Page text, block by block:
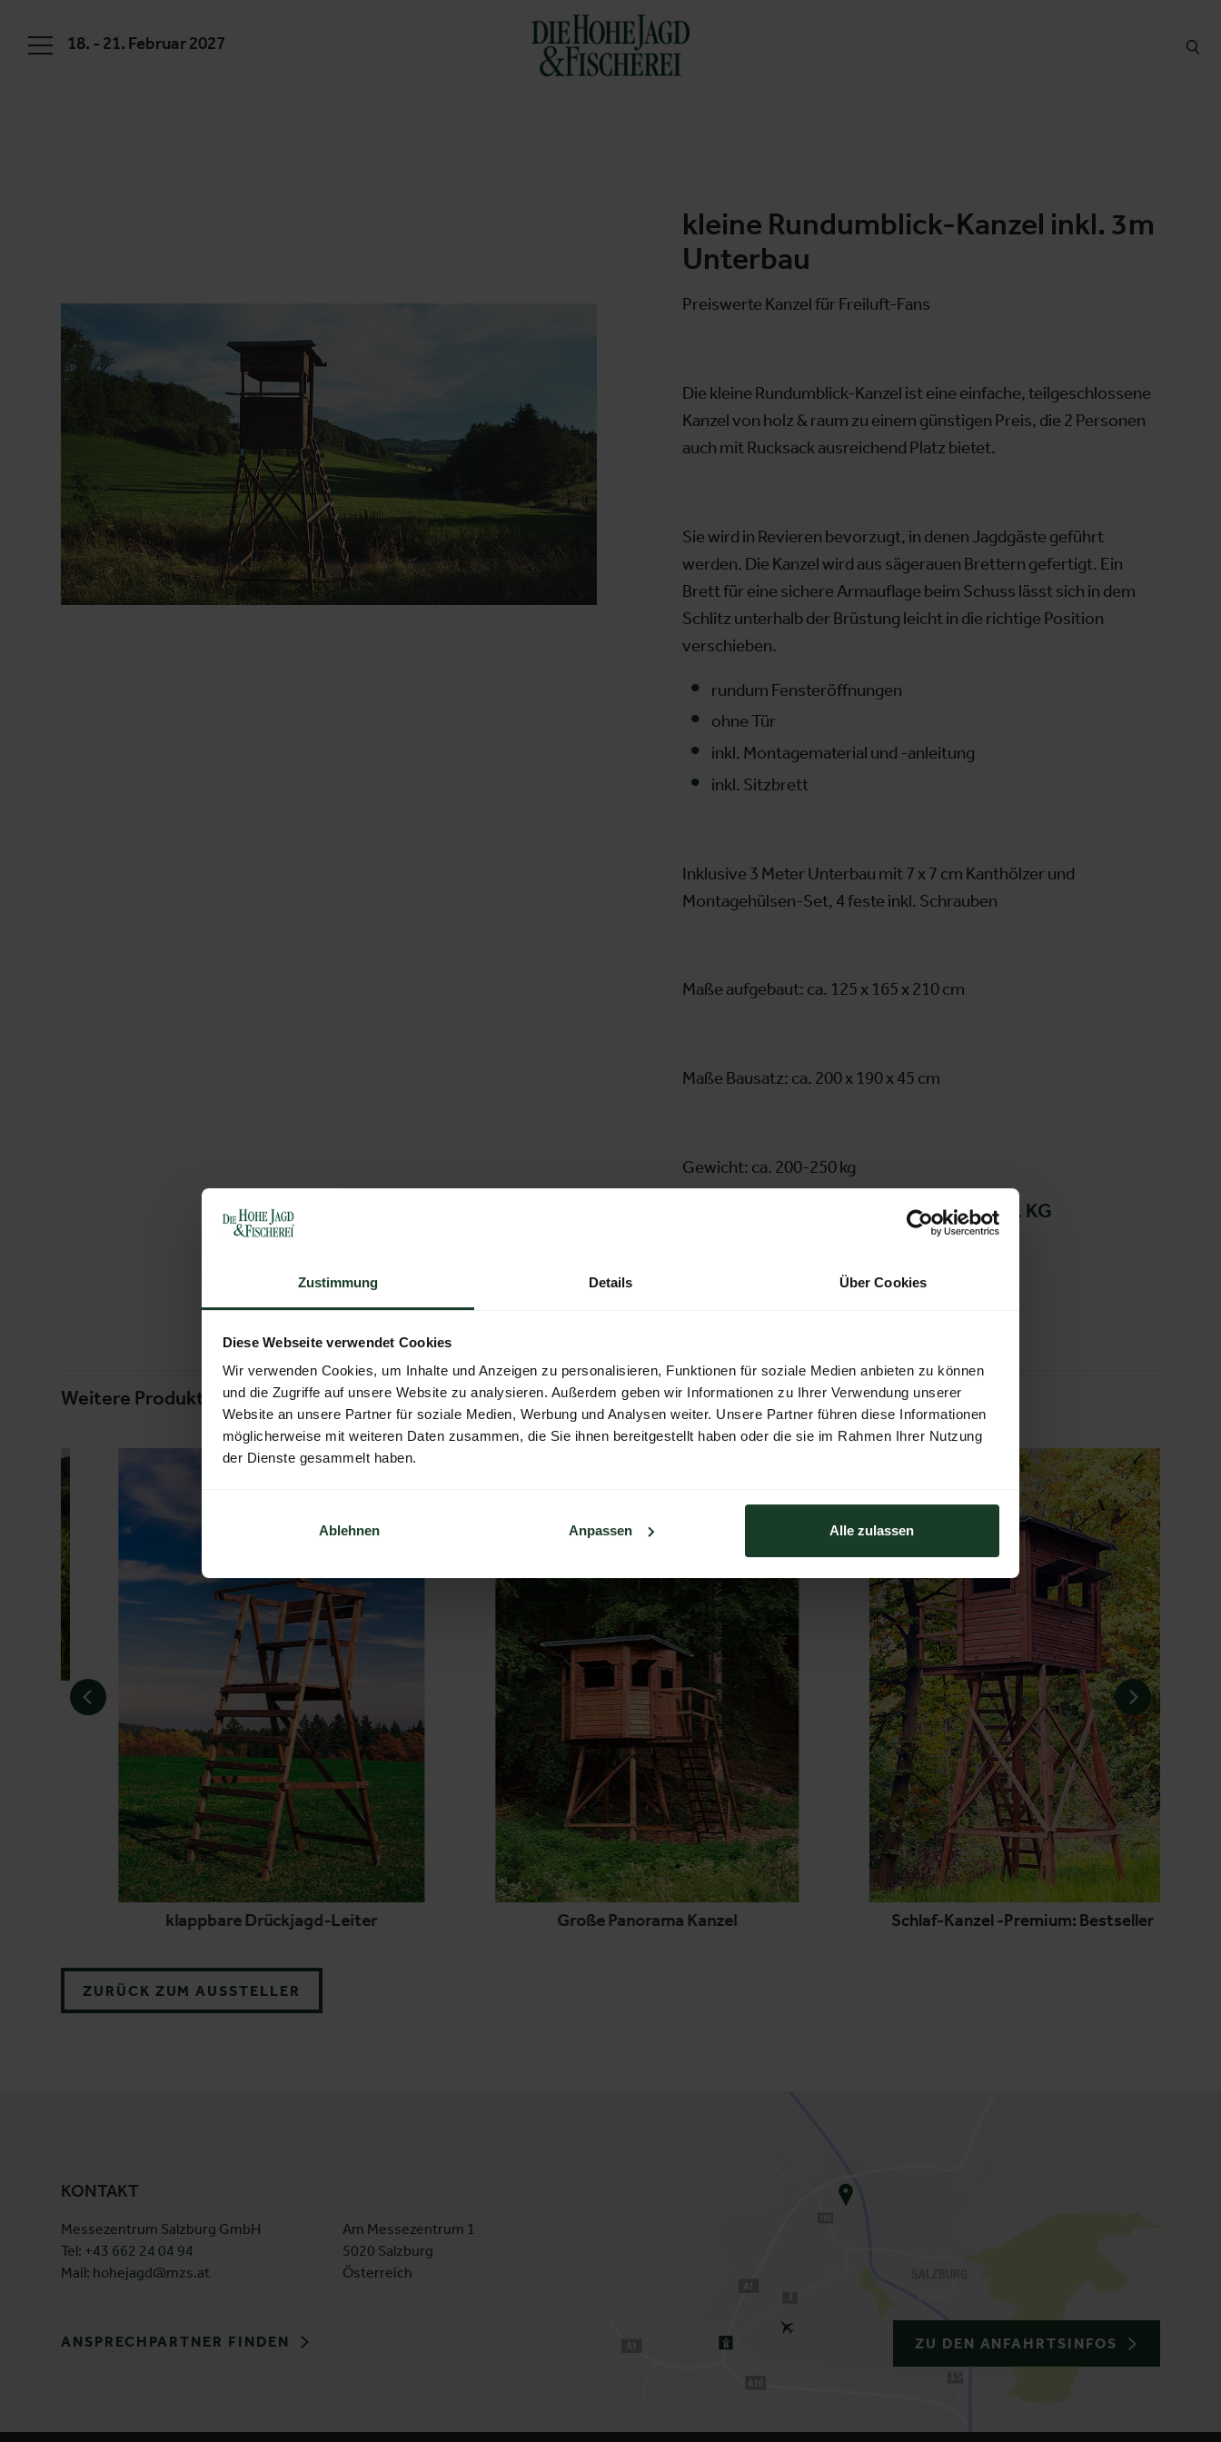
Zustimmung Details Über Cookies
Diese Webseite verwendet Cookies
Wir verwenden Cookies, um Inhalte und Anzeigen zu personalisieren, Funktionen für soziale Medien anbieten zu können
und die Zugriffe auf unsere Website zu analysieren. Außerdem geben wir Informationen zu Ihrer Verwendung unserer
Website an unsere Partner für soziale Medien, Werbung und Analysen weiter. Unsere Partner führen diese Informationen
möglicherweise mit weiteren Daten zusammen, die Sie ihnen bereitgestellt haben oder die sie im Rahmen Ihrer Nutzung
der Dienste gesammelt haben.
Ablehnen Anpassen Alle zulassen
18. - 21. Februar 2027
kleine Rundumblick-Kanzel inkl. 3m
Unterbau
Preiswerte Kanzel für Freiluft-Fans
Die kleine Rundumblick-Kanzel ist eine einfache, teil­geschlossene
Kanzel von holz & raum zu einem günstigen Preis, die 2 Personen
auch mit Rucksack ausreichend Platz bietet.
Sie wird in Revieren bevorzugt, in denen Jagdgäste geführt
werden. Die Kanzel wird aus sägerauen Brettern gefertigt. Ein
Brett für eine sichere Armauflage beim Schuss lässt sich in dem
Schlitz unterhalb der Brüstung leicht in die richtige Position
verschieben.
rundum Fensteröffnungen
ohne Tür
inkl. Montagematerial und -anleitung
inkl. Sitzbrett
Inklusive 3 Meter Unterbau mit 7 x 7 cm Kanthölzer und
Montagehülsen-Set, 4 feste inkl. Schrauben
Maße aufgebaut: ca. 125 x 165 x 210 cm
Maße Bausatz: ca. 200 x 190 x 45 cm
Gewicht: ca. 200-250 kg
Holz und Raum GmbH & Co. KG
Weitere Produkte von diesem Aussteller
klappbare Drückjagd-Leiter Große Panorama Kanzel Schlaf-Kanzel -Premium: Bestseller
ZURÜCK ZUM AUSSTELLER
KONTAKT
Messezentrum Salzburg GmbH
Tel: +43 662 24 04 94
Mail: hohejagd@mzs.at
Am Messezentrum 1
5020 Salzburg
Österreich
ANSPRECHPARTNER FINDEN ZU DEN ANFAHRTSINFOS